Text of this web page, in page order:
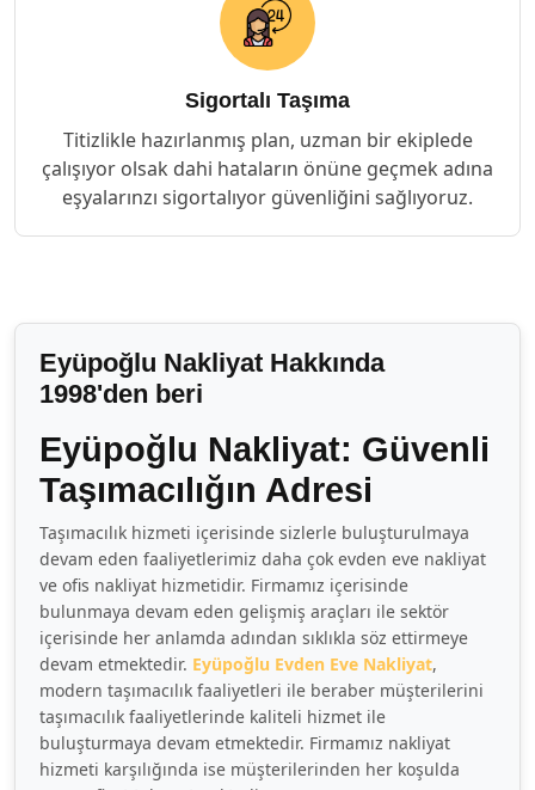
Sigortalı Taşıma
Titizlikle hazırlanmış plan, uzman bir ekiplede
çalışıyor olsak dahi hataların önüne geçmek adına
eşyalarınzı sigortalıyor güvenliğini sağlıyoruz.
Eyüpoğlu Nakliyat Hakkında
1998'den beri
Eyüpoğlu Nakliyat: Güvenli
Taşımacılığın Adresi
Taşımacılık hizmeti içerisinde sizlerle buluşturulmaya
devam eden faaliyetlerimiz daha çok evden eve nakliyat
ve ofis nakliyat hizmetidir. Firmamız içerisinde
bulunmaya devam eden gelişmiş araçları ile sektör
içerisinde her anlamda adından sıklıkla söz ettirmeye
devam etmektedir. Eyüpoğlu Evden Eve Nakliyat,
modern taşımacılık faaliyetleri ile beraber müşterilerini
taşımacılık faaliyetlerinde kaliteli hizmet ile
buluşturmaya devam etmektedir. Firmamız nakliyat
hizmeti karşılığında ise müşterilerinden her koşulda